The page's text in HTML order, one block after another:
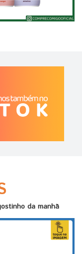
da manhã